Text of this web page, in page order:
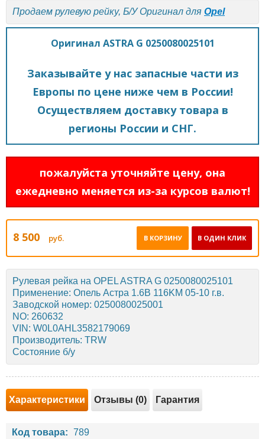
Продаем рулевую рейку, Б/У Оригинал для Opel
Оригинал ASTRA G 0250080025101
Заказывайте у нас запасные части из
Европы по цене ниже чем в России!
Осуществляем доставку товара в
регионы России и СНГ.
пожалуйста уточняйте цену, она
ежедневно меняется из-за курсов валют!
8 500 руб. В ОДИН КЛИК
В КОРЗИНУ
Рулевая рейка на OPEL ASTRA G 0250080025101
Применение: Опель Астра 1.6B 116KM 05-10 г.в.
Заводской номер: 0250080025001
NO: 260632
VIN: W0L0AHL3582179069
Производитель: TRW
Состояние б/у
Характеристики Отзывы (0) Гарантия
Код товара: 789